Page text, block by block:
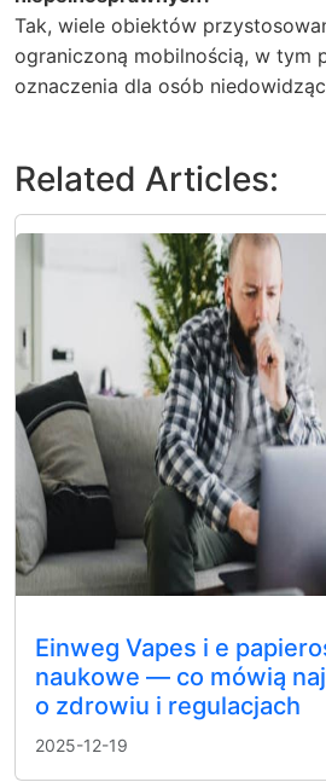
Tak, wiele obiektów
ograniczoną mobilnością, w tym
oznaczenia dla osób
Related Articles:
Einweg Vapes i e
naukowe — co mówią
o zdrowiu i regulacjach
2025-12-19